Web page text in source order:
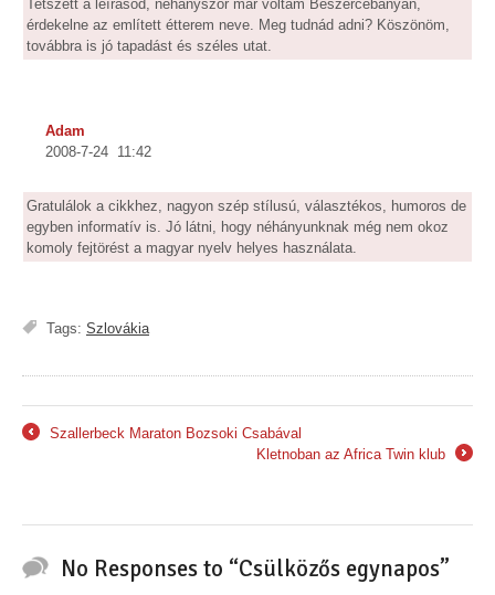
Tetszett a leírásod, néhányszor már voltam Beszercebányán,
érdekelne az említett étterem neve. Meg tudnád adni? Köszönöm,
továbbra is jó tapadást és széles utat.
Adam
2008-7-24 11:42
Gratulálok a cikkhez, nagyon szép stílusú, választékos, humoros de
egyben informatív is. Jó látni, hogy néhányunknak még nem okoz
komoly fejtörést a magyar nyelv helyes használata.
Tags: Szlovákia
Szallerbeck Maraton Bozsoki Csabával
Kletnoban az Africa Twin klub
No Responses to “Csülközős egynapos”